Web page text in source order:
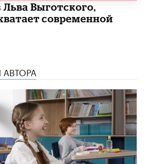
Выготского,
современной
АВТОРА